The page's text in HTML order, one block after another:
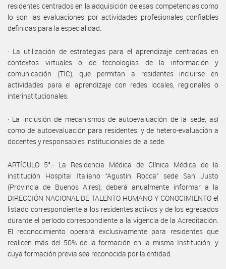
residentes centrados en la adquisición de esas competencias como
lo son las evaluaciones por actividades profesionales confiables
definidas para la especialidad.
· La utilización de estrategias para el aprendizaje centradas en
contextos virtuales o de tecnologías de la información y
comunicación (TIC), que permitan a residentes incluirse en
actividades para el aprendizaje con redes locales, regionales o
interinstitucionales.
· La inclusión de mecanismos de autoevaluación de la sede; así
como de autoevaluación para residentes; y de hetero-evaluación a
docentes y responsables institucionales de la sede.
ARTÍCULO 5°.- La Residencia Médica de Clínica Médica de la
institución Hospital Italiano “Agustin Rocca” sede San Justo
(Provincia de Buenos Aires), deberá anualmente informar a la
DIRECCIÓN NACIONAL DE TALENTO HUMANO Y CONOCIMIENTO el
listado correspondiente a los residentes activos y de los egresados
durante el período correspondiente a la vigencia de la Acreditación.
El reconocimiento operará exclusivamente para residentes que
realicen más del 50% de la formación en la misma Institución, y
cuya formación previa sea reconocida por la entidad.